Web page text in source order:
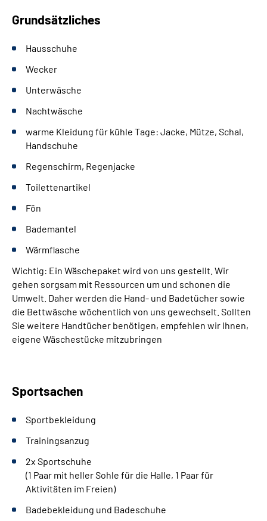
Grundsätzliches
Hausschuhe
Wecker
Unterwäsche
Nachtwäsche
warme Kleidung für kühle Tage: Jacke, Mütze, Schal,
Handschuhe
Regenschirm, Regenjacke
Toilettenartikel
Fön
Bademantel
Wärmflasche
Wichtig: Ein Wäschepaket wird von uns gestellt. Wir
gehen sorgsam mit Ressourcen um und schonen die
Umwelt. Daher werden die Hand- und Badetücher sowie
die Bettwäsche wöchentlich von uns gewechselt. Sollten
Sie weitere Handtücher benötigen, empfehlen wir Ihnen,
eigene Wäschestücke mitzubringen
Sportsachen
Sportbekleidung
Trainingsanzug
2x Sportschuhe
(1 Paar mit heller Sohle für die Halle, 1 Paar für
Aktivitäten im Freien)
Badebekleidung und Badeschuhe